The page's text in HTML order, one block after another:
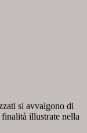
si avvalgono di
illustrate nella